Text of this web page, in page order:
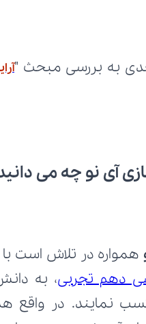
به بررسی مبحث "
آی نو چه می‌
دهم تجربی